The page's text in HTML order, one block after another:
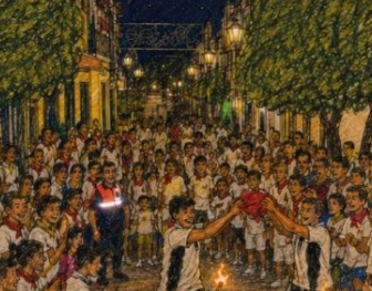
relativos al colectivo empresarial.
edición de Fuente Palmera de